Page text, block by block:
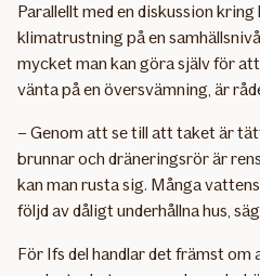
Parallellt med en diskussion
klimatrustning på en
mycket man kan göra själv för
vänta på en översvämning, är
– Genom att se till att taket är
brunnar och dräneringsrör är
kan man rusta sig. Många
följd av dåligt underhållna hus,
För Ifs del handlar det främst